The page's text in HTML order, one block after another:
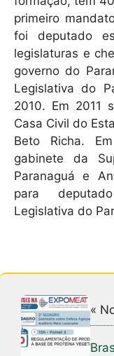
primeiro
foi deputado
legislaturas e
governo do
Legislativa do
2010. Em 2011
Casa Civil do
Beto Richa.
gabinete da
Paranaguá e
para
Legislativa do
«